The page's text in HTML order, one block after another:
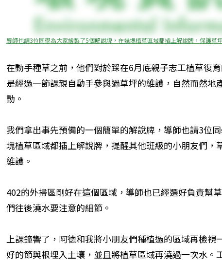
導師也請3位同學為大家繪製了5個解說牌，在幾塊植草區域都插上解說牌，保護草
在動手種草之前，他們對於踩在6月底親子志工植草復
是經過一節課親自動手參與過草坪的維護，自然而然地
動。
我們拿出事先預備的一個簡單的解說牌，導師也請3位
塊植草區域都插上解說牌，提醒其他班級的小朋友們，
維護。
402的外掃區剛好在這個區域，導師也已經選好負責幫
們往後澆水要注意的細節。
上課鐘響了，阿德和我將小朋友們種植過的區域再檢
好的節與根埋入土壤，並且將植草區域再澆過一次水。